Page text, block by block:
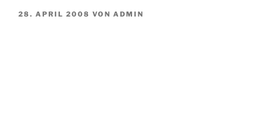
VERÖFFENTLICHT
28. APRIL 2008 VON ADMIN